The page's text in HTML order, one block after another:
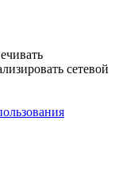
сетевой